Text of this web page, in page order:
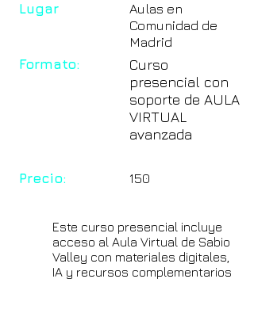
Lugar
Aulas en
Comunidad de
Madrid
Formato:
Curso
presencial con
soporte de AULA
VIRTUAL
avanzada
Precio: 150
Este curso presencial incluye
acceso al Aula Virtual de Sabio
Valley con materiales digitales,
IA y recursos complementarios